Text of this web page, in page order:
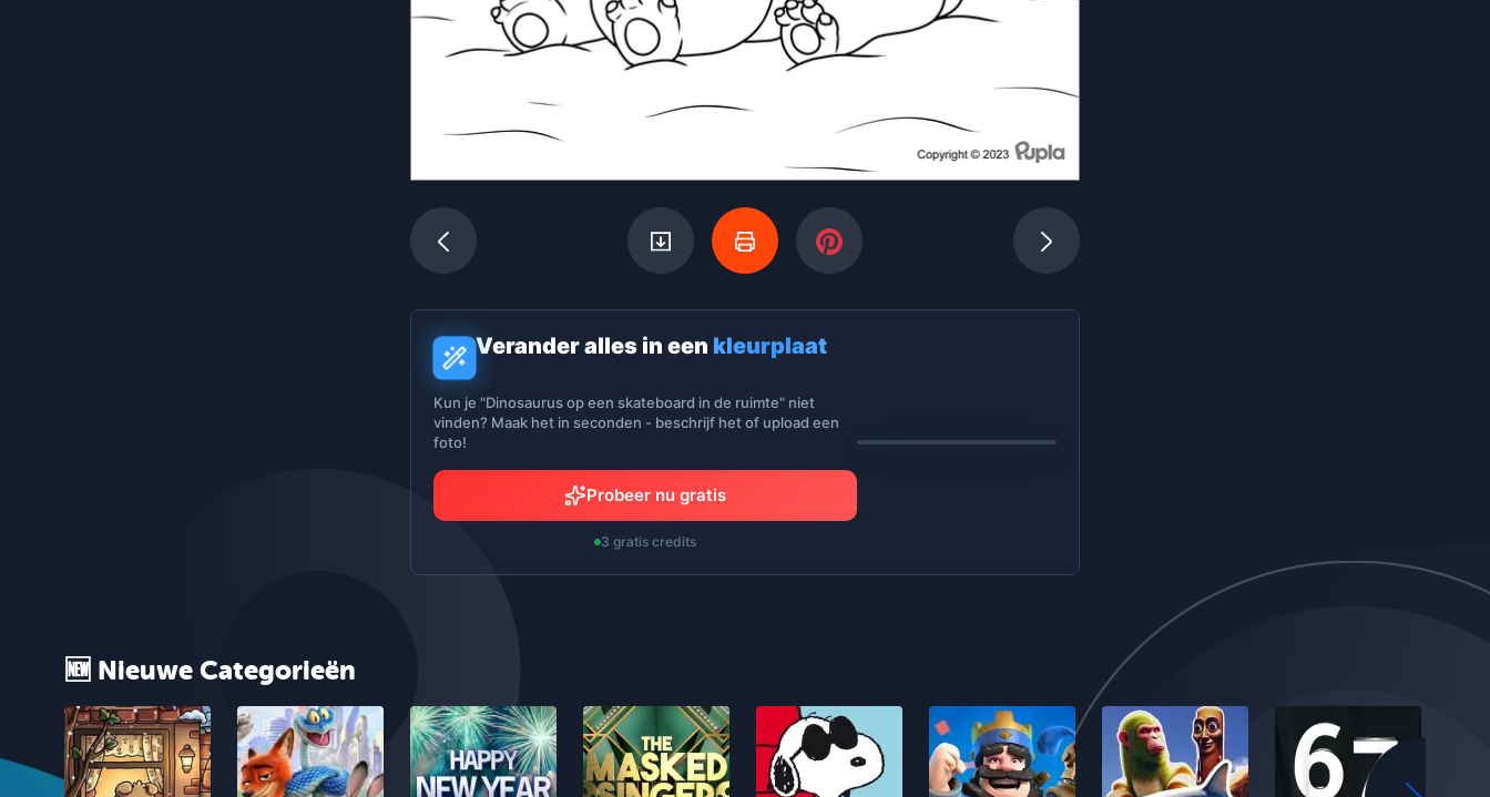
Verander alles in een kleurplaat
Kun je "Dinosaurus op een skateboard in de ruimte" niet
vinden? Maak het in seconden - beschrijf het of upload een
foto!
Probeer nu gratis
3 gratis credits
🆕 Nieuwe Categorieën